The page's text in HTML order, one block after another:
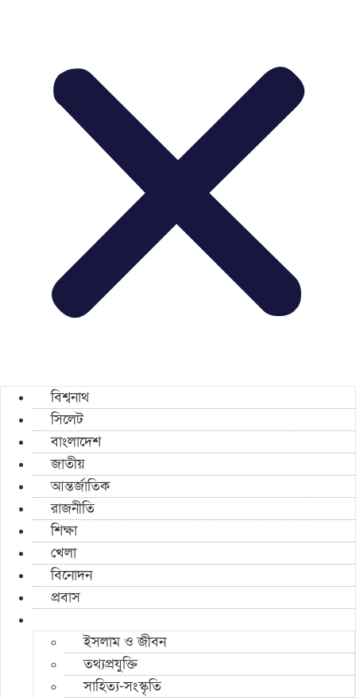
বিশ্বনাথ
সিলেট
বাংলাদেশ
জাতীয়
আন্তর্জাতিক
রাজনীতি
শিক্ষা
খেলা
বিনোদন
প্রবাস
ইসলাম ও জীবন
তথ্যপ্রযুক্তি
সাহিত্য-সংস্কৃতি